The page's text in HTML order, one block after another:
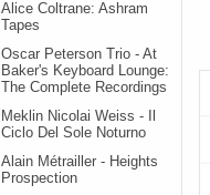
Alice Coltrane: Ashram
Tapes
Oscar Peterson Trio - At
Baker's Keyboard Lounge:
The Complete Recordings
Meklin Nicolai Weiss - Il
Ciclo Del Sole Noturno
Alain Métrailler - Heights
Prospection